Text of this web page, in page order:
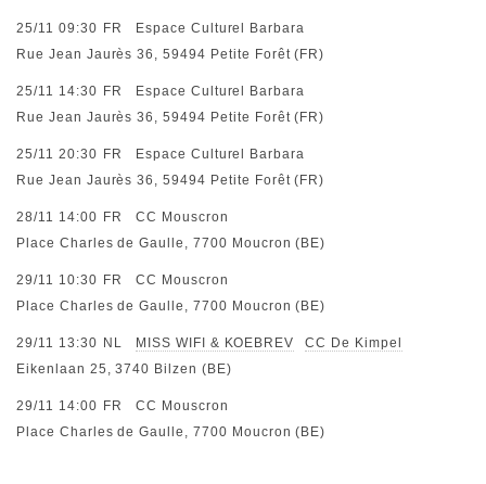
25/11 09:30 FR
Espace Culturel Barbara
Rue Jean Jaurès 36, 59494 Petite Forêt (FR)
25/11 14:30 FR
Espace Culturel Barbara
Rue Jean Jaurès 36, 59494 Petite Forêt (FR)
25/11 20:30 FR
Espace Culturel Barbara
Rue Jean Jaurès 36, 59494 Petite Forêt (FR)
28/11 14:00 FR
CC Mouscron
Place Charles de Gaulle, 7700 Moucron (BE)
29/11 10:30 FR
CC Mouscron
Place Charles de Gaulle, 7700 Moucron (BE)
29/11 13:30 NL MISS WIFI & KOEBREV
CC De Kimpel
Eikenlaan 25, 3740 Bilzen (BE)
29/11 14:00 FR
CC Mouscron
Place Charles de Gaulle, 7700 Moucron (BE)